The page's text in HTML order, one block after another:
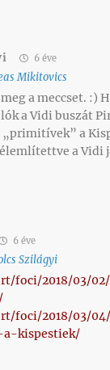
6 éve
Mikitovics
a meccset. :)
a Vidi buszát
a
a Vidi
6 éve
Szilágyi
foci/2018/03/
foci/2018/03/
kispestiek/